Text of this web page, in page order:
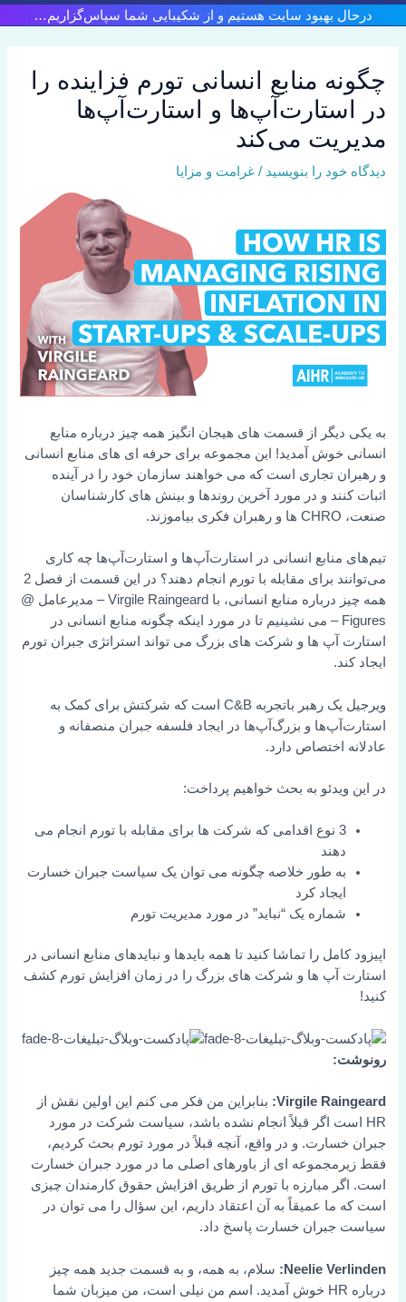
پرش
به
درحال بهبود سایت هستیم و از شکیبایی شما سپاس‌گزاریم…
چگونه منابع انسانی تورم فزاینده را
در استارت‌آپ‌ها و استارت‌آپ‌ها
مدیریت می‌کند
دیدگاه‌ خود را بنویسید /غرامت و مزایا
به یکی دیگر از قسمت های هیجان انگیز همه چیز درباره منابع
انسانی خوش آمدید! این مجموعه برای حرفه ای های منابع انسانی
و رهبران تجاری است که می خواهند سازمان خود را در آینده
اثبات کنند و در مورد آخرین روندها و بینش های کارشناسان
صنعت، CHRO ها و رهبران فکری بیاموزند.
تیم‌های منابع انسانی در استارت‌آپ‌ها و استارت‌آپ‌ها چه کاری
می‌توانند برای مقابله با تورم انجام دهند؟ در این قسمت از فصل 2
همه چیز درباره منابع انسانی، با Virgile Raingeard – مدیرعامل @
Figures – می نشینیم تا در مورد اینکه چگونه منابع انسانی در
استارت آپ ها و شرکت های بزرگ می تواند استراتژی جبران تورم
ایجاد کند.
ویرجیل یک رهبر باتجربه C&B است که شرکتش برای کمک به
استارت‌آپ‌ها و بزرگ‌آپ‌ها در ایجاد فلسفه جبران منصفانه و
عادلانه اختصاص دارد.
در این ویدئو به بحث خواهیم پرداخت:
3 نوع اقدامی که شرکت ها برای مقابله با تورم انجام می
دهند
به طور خلاصه چگونه می توان یک سیاست جبران خسارت
ایجاد کرد
شماره یک “نباید” در مورد مدیریت تورم
اپیزود کامل را تماشا کنید تا همه بایدها و نبایدهای منابع انسانی در
استارت آپ ها و شرکت های بزرگ را در زمان افزایش تورم کشف
کنید!
رونوشت:
Virgile Raingeard:
بنابراین من فکر می کنم این اولین نقش از
HR است اگر قبلاً انجام نشده باشد، سیاست شرکت در مورد
جبران خسارت. و در واقع، آنچه قبلاً در مورد تورم بحث کردیم،
فقط زیرمجموعه ای از باورهای اصلی ما در مورد جبران خسارت
است. اگر مبارزه با تورم از طریق افزایش حقوق کارمندان چیزی
است که ما عمیقاً به آن اعتقاد داریم، این سؤال را می توان در
سیاست جبران خسارت پاسخ داد.
Neelie Verlinden:
سلام، به همه، و به قسمت جدید همه چیز
درباره HR خوش آمدید. اسم من نیلی است، من میزبان شما